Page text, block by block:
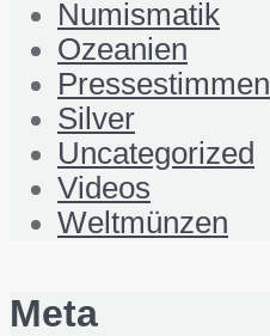
Numismatik
Ozeanien
Pressestimmen
Silver
Uncategorized
Videos
Weltmünzen
Meta